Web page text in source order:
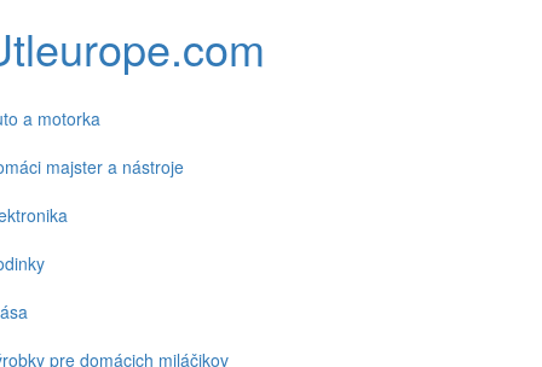
a motorka
majster a nástroje
pre domácich miláčikov